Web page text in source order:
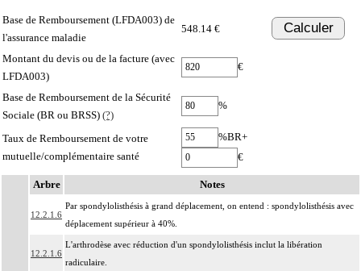
Base de Remboursement (LFDA003) de
l'assurance maladie
548.14 € Calculer
Montant du devis ou de la facture (avec
LFDA003)
€
Base de Remboursement de la Sécurité
Sociale (BR ou BRSS) (?)
%
Taux de Remboursement de votre
mutuelle/complémentaire santé
%BR+
€
Arbre Notes
12.2.1.6
Par spondylolisthésis à grand déplacement, on entend : spondylolisthésis avec
déplacement supérieur à 40%.
12.2.1.6
L'arthrodèse avec réduction d'un spondylolisthésis inclut la libération
radiculaire.